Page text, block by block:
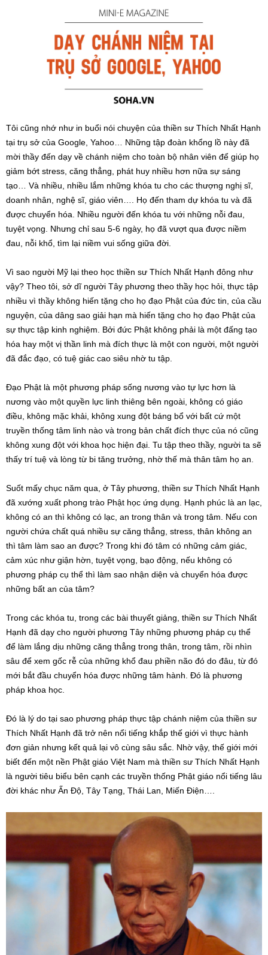
Tôi cũng nhớ như in buổi nói chuyện của thiền sư Thích Nhất Hạnh
tại trụ sở của Google, Yahoo… Những tập đoàn khổng lồ này đã
mời thầy đến dạy về chánh niệm cho toàn bộ nhân viên để giúp họ
giảm bớt stress, căng thẳng, phát huy nhiều hơn nữa sự sáng
tạo… Và nhiều, nhiều lắm những khóa tu cho các thượng nghị sĩ,
doanh nhân, nghệ sĩ, giáo viên…. Họ đến tham dự khóa tu và đã
được chuyển hóa. Nhiều người đến khóa tu với những nỗi đau,
tuyệt vọng. Nhưng chỉ sau 5-6 ngày, họ đã vượt qua được niềm
đau, nỗi khổ, tìm lại niềm vui sống giữa đời.
Vì sao người Mỹ lại theo học thiền sư Thích Nhất Hạnh đông như
vậy? Theo tôi, sở dĩ người Tây phương theo thầy học hỏi, thực tập
nhiều vì thầy không hiến tặng cho họ đạo Phật của đức tin, của cầu
nguyện, của dâng sao giải hạn mà hiến tặng cho họ đạo Phật của
sự thực tập kinh nghiệm. Bởi đức Phật không phải là một đấng tạo
hóa hay một vị thần linh mà đích thực là một con người, một người
đã đắc đạo, có tuệ giác cao siêu nhờ tu tập.
Đạo Phật là một phương pháp sống nương vào tự lực hơn là
nương vào một quyền lực linh thiêng bên ngoài, không có giáo
điều, không mặc khải, không xung đột báng bổ với bất cứ một
truyền thống tâm linh nào và trong bản chất đích thực của nó cũng
không xung đột với khoa học hiện đại. Tu tập theo thầy, người ta sẽ
thấy trí tuệ và lòng từ bi tăng trưởng, nhờ thế mà thân tâm họ an.
Suốt mấy chục năm qua, ở Tây phương, thiền sư Thích Nhất Hạnh
đã xướng xuất phong trào Phật học ứng dụng. Hạnh phúc là an lạc,
không có an thì không có lạc, an trong thân và trong tâm. Nếu con
người chứa chất quá nhiều sự căng thẳng, stress, thân không an
thì tâm làm sao an được? Trong khi đó tâm có những cảm giác,
cảm xúc như giận hờn, tuyệt vọng, bạo động, nếu không có
phương pháp cụ thể thì làm sao nhận diện và chuyển hóa được
những bất an của tâm?
Trong các khóa tu, trong các bài thuyết giảng, thiền sư Thích Nhất
Hạnh đã dạy cho người phương Tây những phương pháp cụ thể
để làm lắng dịu những căng thẳng trong thân, trong tâm, rồi nhìn
sâu để xem gốc rễ của những khổ đau phiền não đó do đâu, từ đó
mới bắt đầu chuyển hóa được những tâm hành. Đó là phương
pháp khoa học.
Đó là lý do tại sao phương pháp thực tập chánh niệm của thiền sư
Thích Nhất Hạnh đã trở nên nổi tiếng khắp thế giới vì thực hành
đơn giản nhưng kết quả lại vô cùng sâu sắc. Nhờ vậy, thế giới mới
biết đến một nền Phật giáo Việt Nam mà thiền sư Thích Nhất Hạnh
là người tiêu biểu bên cạnh các truyền thống Phật giáo nổi tiếng lâu
đời khác như Ấn Độ, Tây Tạng, Thái Lan, Miến Điện….